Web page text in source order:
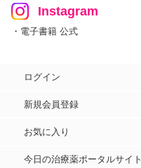
Instagram
・電子書籍 公式
ログイン
新規会員登録
お気に入り
今日の治療薬ポータルサイト